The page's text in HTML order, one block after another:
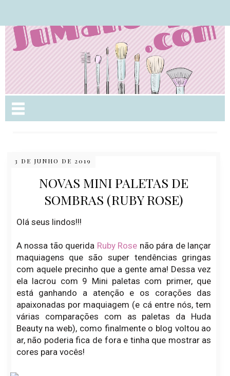
3 DE JUNHO DE 2019
NOVAS MINI PALETAS DE
SOMBRAS (RUBY ROSE)
Olá seus lindos!!!
A nossa tão querida Ruby Rose não pára de lançar
maquiagens que são super tendências gringas
com aquele precinho que a gente ama! Dessa vez
ela lacrou com 9 Mini paletas com primer, que
está ganhando a atenção e os corações das
apaixonadas por maquiagem (e cá entre nós, tem
várias comparações com as paletas da Huda
Beauty na web), como finalmente o blog voltou ao
ar, não poderia fica de fora e tinha que mostrar as
cores para vocês!